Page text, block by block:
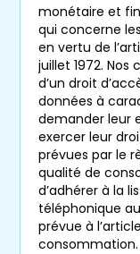
monétaire et
qui concerne
en vertu de
juillet 1972.
d’un droit
données à
demander leur
exercer leur
prévues par le
qualité de
d’adhérer à la
téléphonique
prévue à
consommation.